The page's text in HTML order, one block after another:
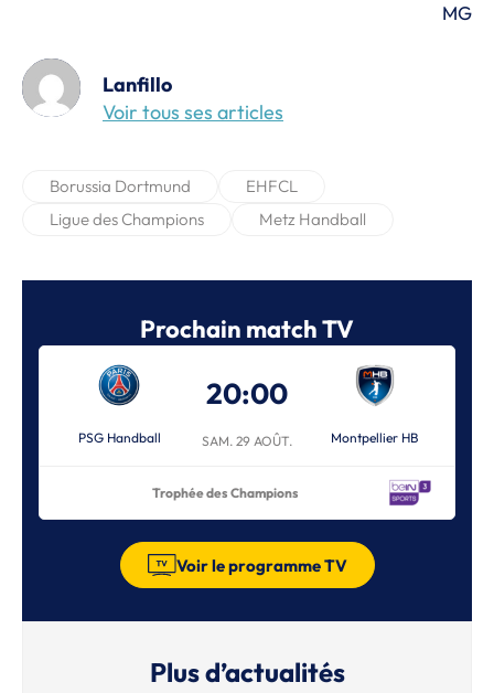
MG
Lanfillo
Voir tous ses articles
Borussia Dortmund
EHFCL
Ligue des Champions
Metz Handball
Prochain match TV
PSG Handball
20:00
SAM. 29 AOÛT. Montpellier HB
Trophée des Champions
Voir le programme TV
Plus d’actualités